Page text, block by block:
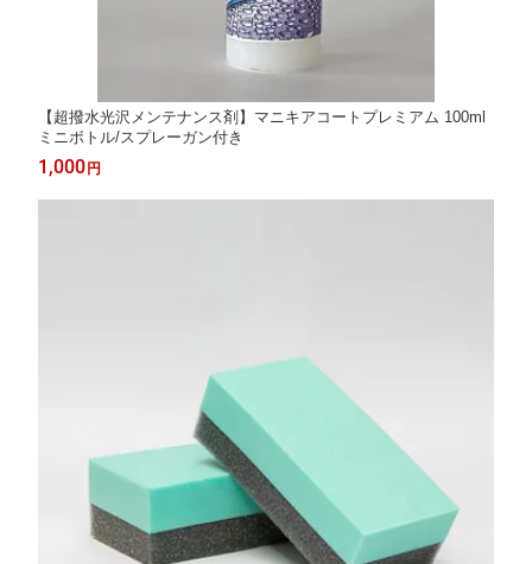
【超撥水光沢メンテナンス剤】マニキアコートプレミアム 100ml
ミニボトル/スプレーガン付き
1,000 円